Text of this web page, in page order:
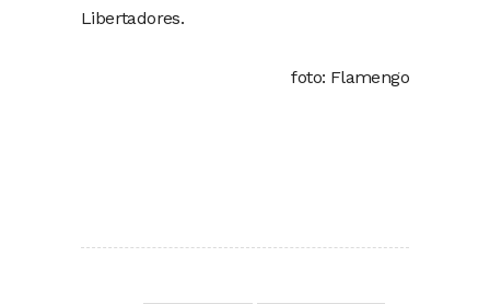
Libertadores.
foto: Flamengo